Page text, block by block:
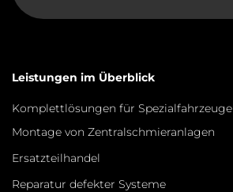
Leistungen im Überblick
Komplettlösungen für Spezialfahrzeuge
Montage von Zentralschmieranlagen
Ersatzteilhandel
Reparatur defekter Systeme